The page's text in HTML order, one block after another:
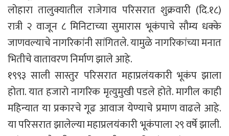
लोहारा तालुक्यातील राजेगाव परिसरात शुक्रवारी (दि.१८)
रात्री २ वाजून ८ मिनिटाच्या सुमारास भूकंपाचे सौम्य धक्के
जाणवल्याचे नागरिकांनी सांगितले. यामुळे नागरिकांच्या मनात
भितीचे वातावरण निर्माण झाले आहे.
१९९३ साली सास्तुर परिसरात महाप्रलंयकारी भूकंप झाला
होता. यात हजारो नागरिक मृत्युमुखी पडले होते. मागील काही
महिन्यात या प्रकारचे गूढ आवाज येण्याचे प्रमाण वाढले आहे.
या परिसरात झालेल्या महाप्रलयंकारी भूकंपाला २९ वर्षे झाली.